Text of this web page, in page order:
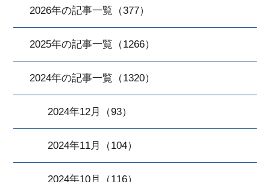
2026年の記事一覧（377）
2025年の記事一覧（1266）
2024年の記事一覧（1320）
2024年12月（93）
2024年11月（104）
2024年10月（116）